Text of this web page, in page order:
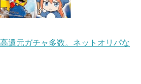
還元ガチャ多数。ネットオリパな